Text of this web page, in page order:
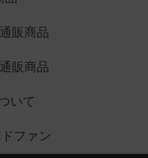
販商品
販商品
いて
ファン